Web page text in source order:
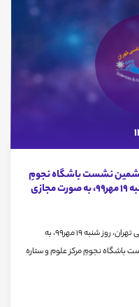
نشست باشگاه نجومِ
مرکز علوم و ستاره شناسی تهران، روز شنبه 19 مهر99، به صورت مجازی
به گزارش روابط عمومی مرکز علوم و ستاره شناسی تهران، روز شنبه 19 مهر99، به
نجومِ مرکز علوم و ستاره